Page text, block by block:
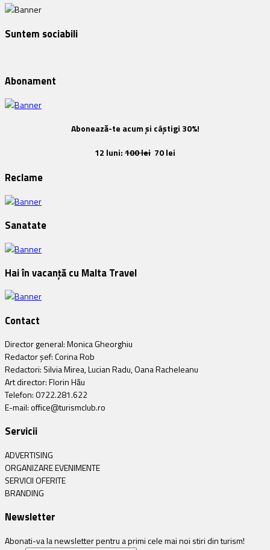
Suntem sociabili
Abonament
Abonează-te acum și câștigi 30%!
12 luni:100 lei 70 lei
Reclame
Sanatate
Hai în vacanță cu Malta Travel
Contact
Director general: Monica Gheorghiu
Redactor șef: Corina Rob
Redactori: Silvia Mirea, Lucian Radu, Oana Racheleanu
Art director: Florin Hău
Telefon: 0722.281.622
E-mail: office@turismclub.ro
Servicii
ADVERTISING
ORGANIZARE EVENIMENTE
SERVICII OFERITE
BRANDING
Newsletter
Abonati-va la newsletter pentru a primi cele mai noi stiri din turism!